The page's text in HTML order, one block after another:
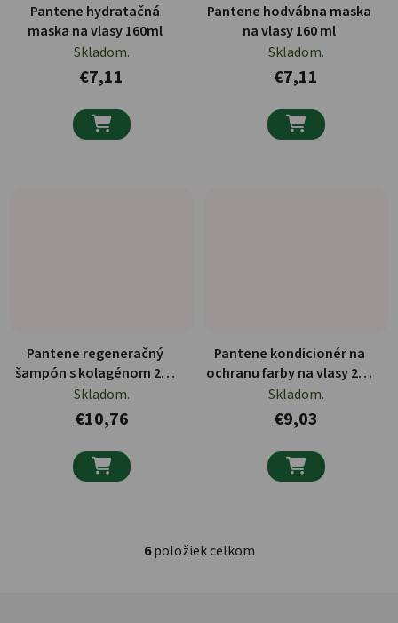
Pantene hydratačná
maska na vlasy 160ml
Skladom.
€7,11

Pantene hodvábna maska
na vlasy 160 ml
Skladom.
€7,11

Pantene regeneračný
šampón s kolagénom 250
ml
Skladom.
€10,76

Pantene kondicionér na
ochranu farby na vlasy 250
ml
Skladom.
€9,03

Ovládacie prvky výpisu
6položiek celkom